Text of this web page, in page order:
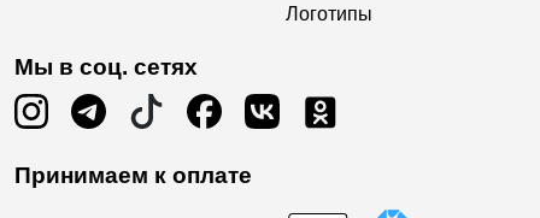
Логотипы
Мы в соц. сетях
Принимаем к оплате